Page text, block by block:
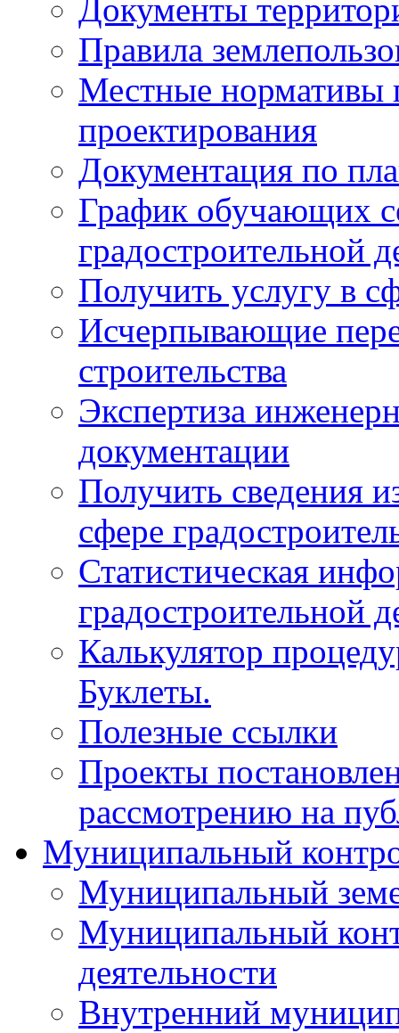
Документы
Правила
Местные нормативы
проектирования
Документация по
График обучающих
градостроительной
Получить услугу в
Исчерпывающие
строительства
Экспертиза
документации
Получить сведения
сфере
Статистическая
градостроительной
Калькулятор
Буклеты.
Полезные ссылки
Проекты
рассмотрению на
Муниципальный
Муниципальный
Муниципальный
деятельности
Внутренний